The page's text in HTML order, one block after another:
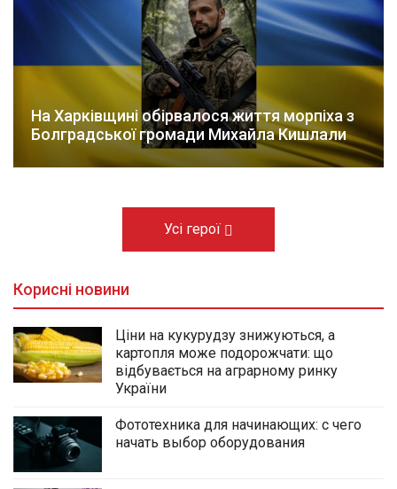
На Харківщині обірвалося життя морпіха з
Болградської громади Михайла Кишлали
Усі герої
Корисні новини
Ціни на кукурудзу знижуються, а
картопля може подорожчати: що
відбувається на аграрному ринку
України
Фототехника для начинающих: с чего
начать выбор оборудования